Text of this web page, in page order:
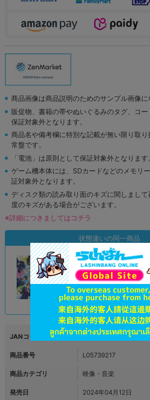
商品画像は商品説明のためのサンプル画像に
販促物、書籍の帯やぬいぐるみのタグ、コ
保証対象外となります。
商品名や備考欄に特別な記載が無い限り取
常盤です。
「電池」は原則として保証対象外となります
ゲーム機本体には、SDカードなどのメモリ
証対象外となります。
ディスク類の読み取り面のキズに関しまし
度のキズがある場合がございます。
※詳細につきましてはコチラ
状態違いの同一商品
状態 : A
新座流通センター
在庫あり 680円 税込
JANコード 4549743984988
商品番号 L05739217
商品カテゴリ 映像・音楽
発売日 2024年04月12日